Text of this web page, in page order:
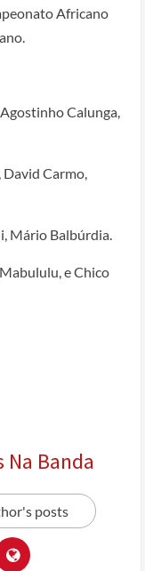
Africano
Calunga,
David Carmo,
Mário Balbúrdia.
e Chico
Na Banda
posts